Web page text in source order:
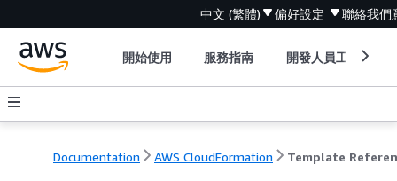
中文 (繁體) 偏好設定 聯絡我們
開始使用 服務指南 開發人員工具
Documentation AWS CloudFormation Template